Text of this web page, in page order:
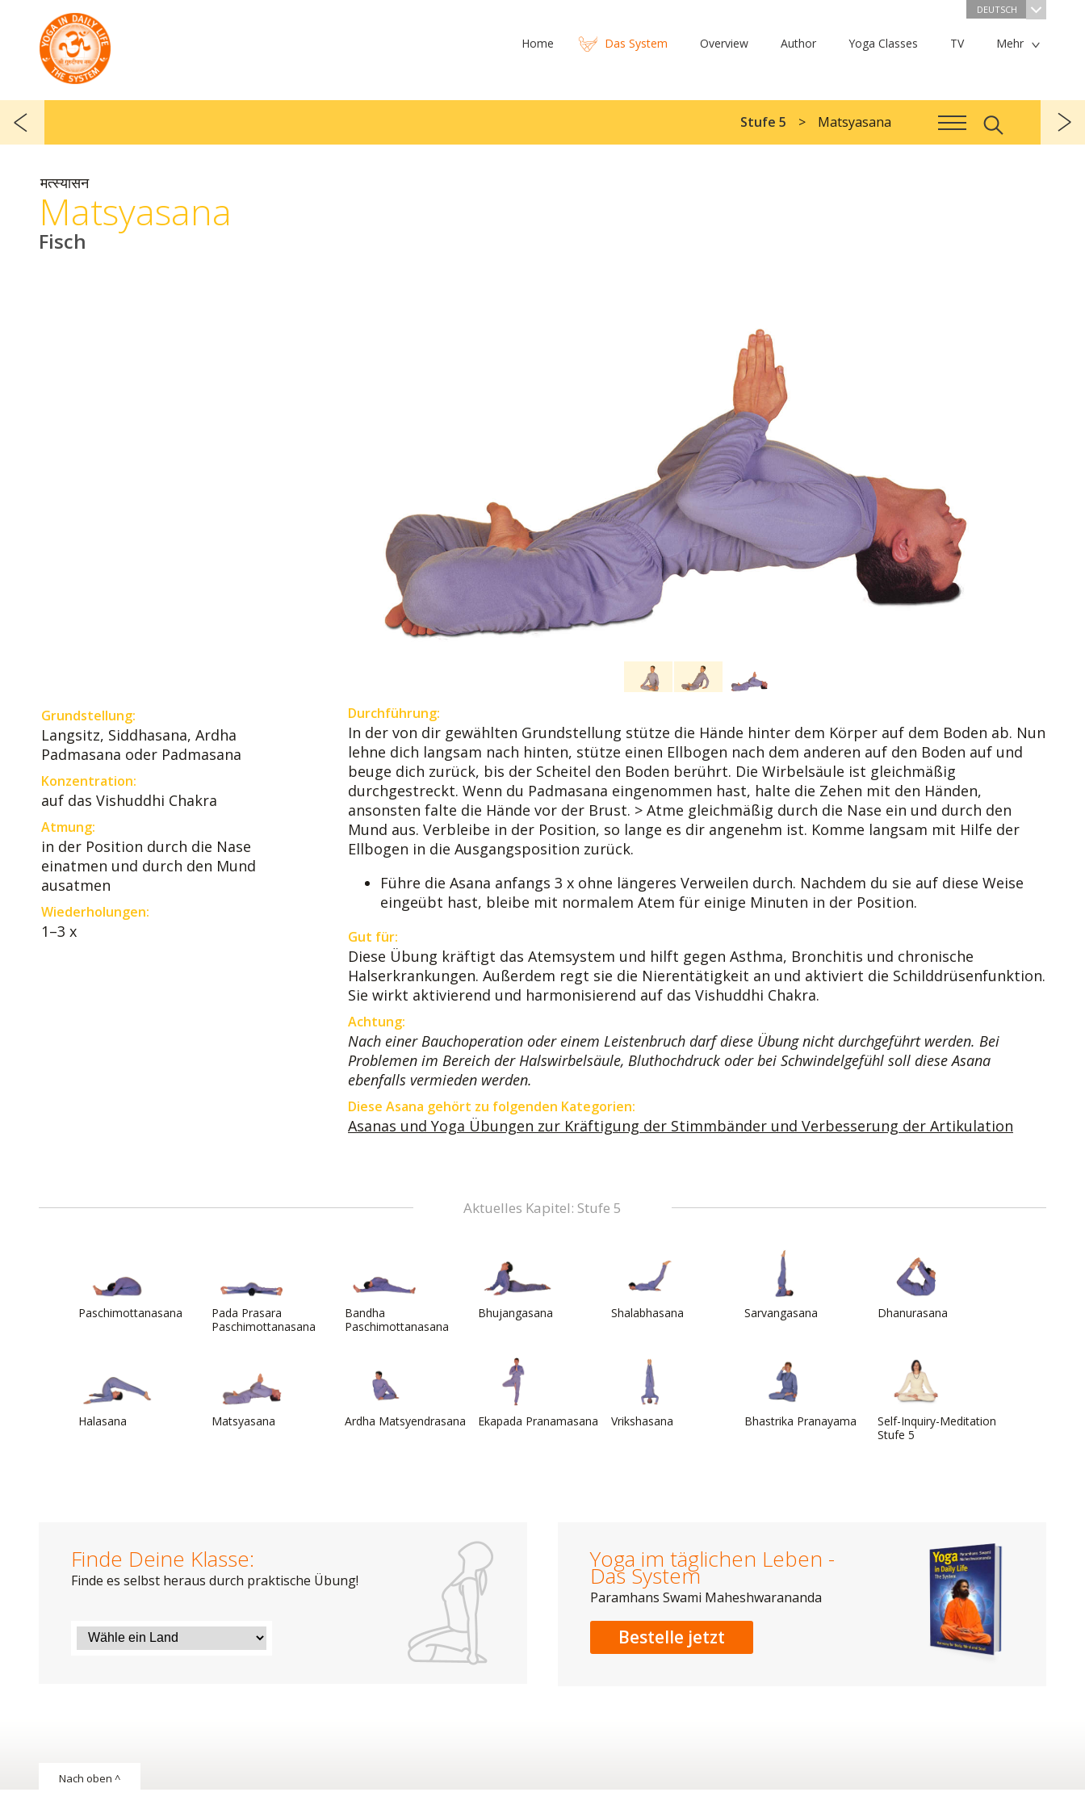
DEUTSCH
Home Das System Overview Author Yoga Classes TV Mehr
Stufe 5 Matsyasana
मत्स्यासन
Matsyasana
Fisch
Grundstellung:
Langsitz, Siddhasana, Ardha
Padmasana oder Padmasana
Konzentration:
auf das Vishuddhi Chakra
Atmung:
in der Position durch die Nase
einatmen und durch den Mund
ausatmen
Wiederholungen:
1–3 x
Durchführung:
In der von dir gewählten Grundstellung stütze die Hände hinter dem Körper auf dem Boden ab. Nun
lehne dich langsam nach hinten, stütze einen Ellbogen nach dem anderen auf den Boden auf und
beuge dich zurück, bis der Scheitel den Boden berührt. Die Wirbelsäule ist gleichmäßig
durchgestreckt. Wenn du Padmasana eingenommen hast, halte die Zehen mit den Händen,
ansonsten falte die Hände vor der Brust. > Atme gleichmäßig durch die Nase ein und durch den
Mund aus. Verbleibe in der Position, so lange es dir angenehm ist. Komme langsam mit Hilfe der
Ellbogen in die Ausgangsposition zurück.
Führe die Asana anfangs 3 x ohne längeres Verweilen durch. Nachdem du sie auf diese Weise
eingeübt hast, bleibe mit normalem Atem für einige Minuten in der Position.
Gut für:
Diese Übung kräftigt das Atemsystem und hilft gegen Asthma, Bronchitis und chronische
Halserkrankungen. Außerdem regt sie die Nierentätigkeit an und aktiviert die Schilddrüsenfunktion.
Sie wirkt aktivierend und harmonisierend auf das Vishuddhi Chakra.
Achtung:
Nach einer Bauchoperation oder einem Leistenbruch darf diese Übung nicht durchgeführt werden. Bei
Problemen im Bereich der Halswirbelsäule, Bluthochdruck oder bei Schwindelgefühl soll diese Asana
ebenfalls vermieden werden.
Diese Asana gehört zu folgenden Kategorien:
Asanas und Yoga Übungen zur Kräftigung der Stimmbänder und Verbesserung der Artikulation
Aktuelles Kapitel: Stufe 5
Paschimottanasana
Pada Prasara
Paschimottanasana
Bandha
Paschimottanasana
Bhujangasana Shalabhasana Sarvangasana Dhanurasana
Halasana Matsyasana Ardha Matsyendrasana Ekapada Pranamasana Vrikshasana Bhastrika Pranayama
Self-Inquiry-Meditation
Stufe 5
Finde Deine Klasse:
Finde es selbst heraus durch praktische Übung!
Yoga im täglichen Leben -
Das System
Paramhans Swami Maheshwarananda
Bestelle jetzt
Nach oben ^